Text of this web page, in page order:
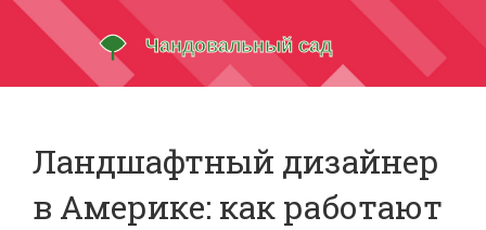
Ландшафтный дизайнер
в Америке: как работают